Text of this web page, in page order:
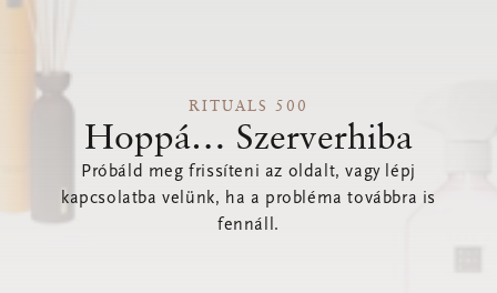
RITUALS 500
Hoppá… Szerverhiba
Próbáld meg frissíteni az oldalt, vagy lépj
kapcsolatba velünk, ha a probléma továbbra is
fennáll.